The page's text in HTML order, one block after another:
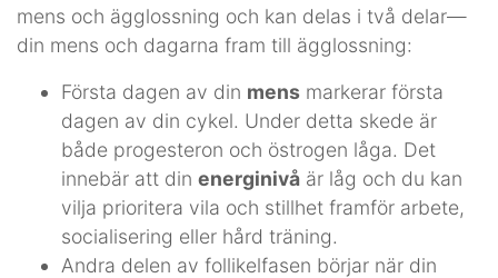
mens och ägglossning och kan delas i två delar—
din mens och dagarna fram till ägglossning:
Första dagen av din mens markerar första
dagen av din cykel. Under detta skede är
både progesteron och östrogen låga. Det
innebär att din energinivå är låg och du kan
vilja prioritera vila och stillhet framför arbete,
socialisering eller hård träning.
Andra delen av follikelfasen börjar när din